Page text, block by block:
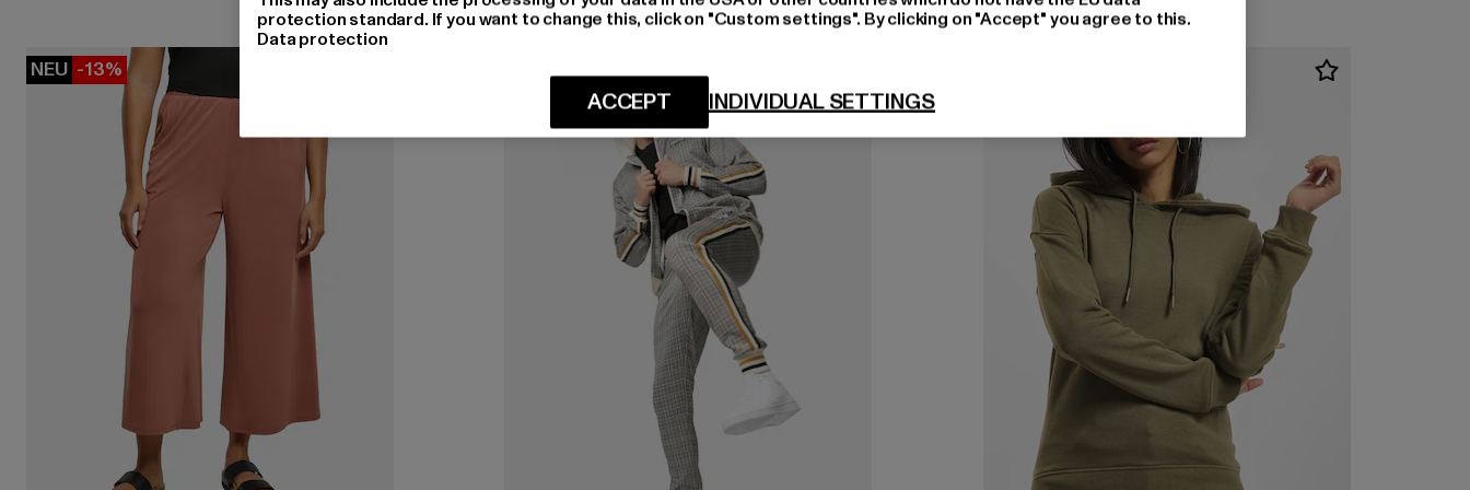
NEU -13% -60%
protection standard. If you want to change this, click on "Custom settings". By clicking on "Accept" you agree to this.
Data protection
INDIVIDUAL SETTINGS
ACCEPT